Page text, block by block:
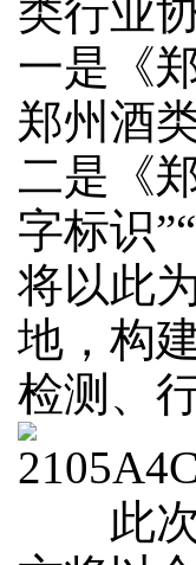
类行业
一是《
郑州酒
二是《
字标识
将以此
地，构
检测、
此次“